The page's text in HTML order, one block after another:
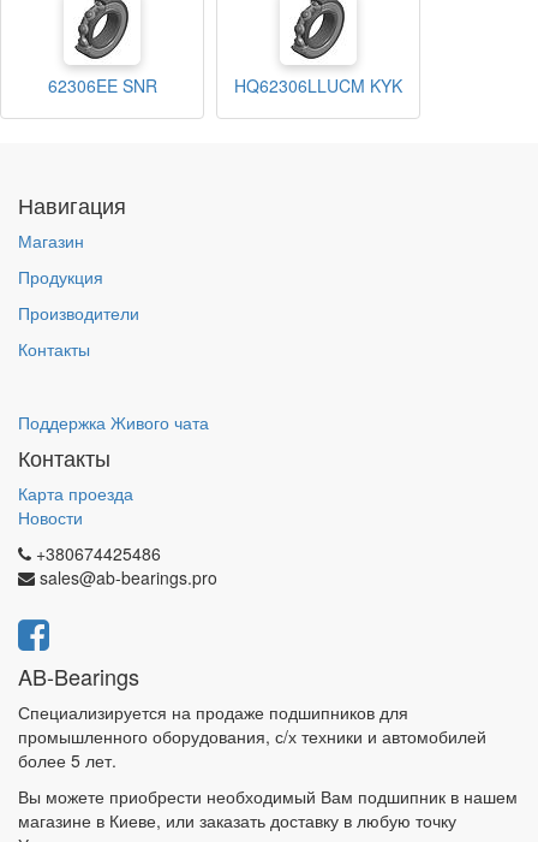
62306EE SNR HQ62306LLUCM KYK
Навигация
Магазин
Продукция
Производители
Контакты
Поддержка Живого чата
Контакты
Карта проезда
Новости
+380674425486
sales@ab-bearings.pro
AB-Bearings
Специализируется на продаже подшипников для
промышленного оборудования, с/х техники и автомобилей
более 5 лет.
Вы можете приобрести необходимый Вам подшипник в нашем
магазине в Киеве, или заказать доставку в любую точку